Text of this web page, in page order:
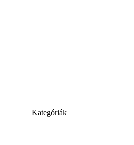
Kategóriák